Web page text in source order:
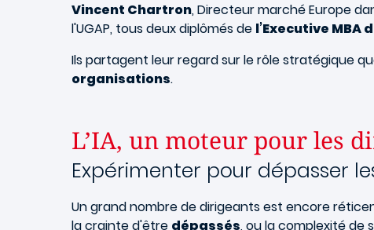
Vincent Chartron, Directeur marché Europe
l'UGAP, tous deux diplômés de l’Executive MBA
Ils partagent leur regard sur le rôle stratégique
organisations.
L’IA, un moteur pour les
Expérimenter pour dépasser
Un grand nombre de dirigeants est encore
la crainte d'être dépassés, ou la complexité de